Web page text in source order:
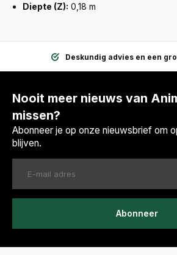
Diepte (Z): 0,18 m
Deskundig advies en een
Nooit meer nieuws van
missen?
Abonneer je op onze nieuwsbrief om
blijven.
Abonneer